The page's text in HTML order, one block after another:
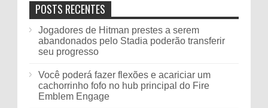
POSTS RECENTES
Jogadores de Hitman prestes a serem
abandonados pelo Stadia poderão transferir
seu progresso
Você poderá fazer flexões e acariciar um
cachorrinho fofo no hub principal do Fire
Emblem Engage